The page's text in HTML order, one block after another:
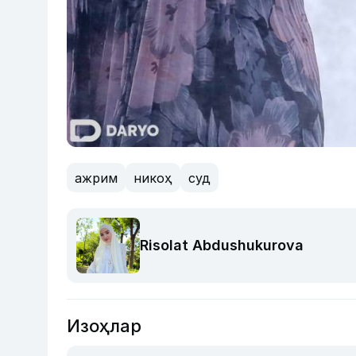
ажрим никоҳ суд
Risolat Abdushukurova
Изоҳлар